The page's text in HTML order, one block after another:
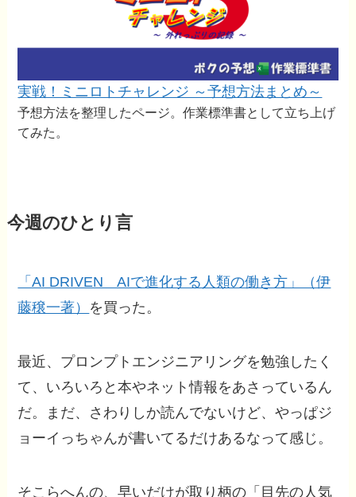
実戦！ミニロトチャレンジ ～予想方法まとめ～
予想方法を整理したページ。作業標準書として立ち上げ
てみた。
今週のひとり言
「AI DRIVEN AIで進化する人類の働き方」（伊
藤穣一著） を買った。
最近、プロンプトエンジニアリングを勉強したく
て、いろいろと本やネット情報をあさっているん
だ。まだ、さわりしか読んでないけど、やっぱジ
ョーイっちゃんが書いてるだけあるなって感じ。
そこらへんの、早いだけが取り柄の「目先の人気